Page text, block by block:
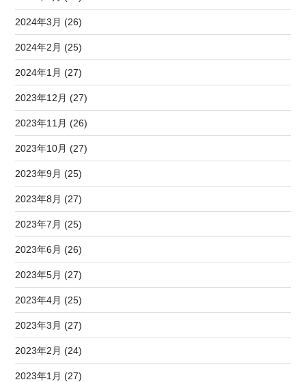
2024年3月 (26)
2024年2月 (25)
2024年1月 (27)
2023年12月 (27)
2023年11月 (26)
2023年10月 (27)
2023年9月 (25)
2023年8月 (27)
2023年7月 (25)
2023年6月 (26)
2023年5月 (27)
2023年4月 (25)
2023年3月 (27)
2023年2月 (24)
2023年1月 (27)